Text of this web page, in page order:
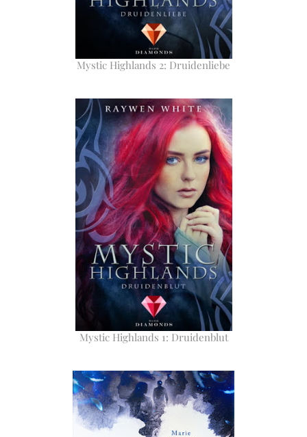
Mystic Highlands 2: Druidenliebe
Mystic Highlands 1: Druidenblut